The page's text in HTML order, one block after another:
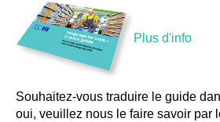
Plus d'info
Souhaitez-vous traduire le guide
oui, veuillez nous le faire savoir par